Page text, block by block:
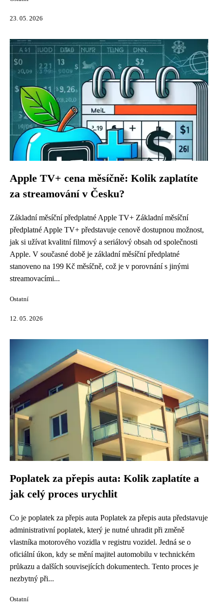
23. 05. 2026
Apple TV+ cena měsíčně: Kolik zaplatíte
za streamování v Česku?
Základní měsíční předplatné Apple TV+ Základní měsíční
předplatné Apple TV+ představuje cenově dostupnou možnost,
jak si užívat kvalitní filmový a seriálový obsah od společnosti
Apple. V současné době je základní měsíční předplatné
stanoveno na 199 Kč měsíčně, což je v porovnání s jinými
streamovacími...
Ostatní
12. 05. 2026
Poplatek za přepis auta: Kolik zaplatíte a
jak celý proces urychlit
Co je poplatek za přepis auta Poplatek za přepis auta představuje
administrativní poplatek, který je nutné uhradit při změně
vlastníka motorového vozidla v registru vozidel. Jedná se o
oficiální úkon, kdy se mění majitel automobilu v technickém
průkazu a dalších souvisejících dokumentech. Tento proces je
nezbytný při...
Ostatní